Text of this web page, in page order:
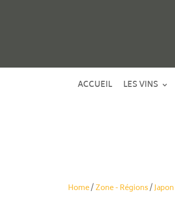
ACCUEIL LES VINS
Home/Zone - Régions/Japon